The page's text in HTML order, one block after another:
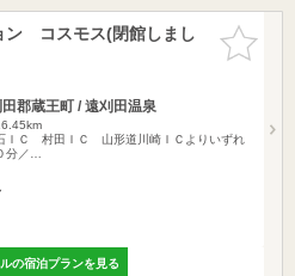
お気に入
りに追加
コスモス(閉館しまし
郡蔵王町 / 遠刈田温泉
Ｃ 村田ＩＣ 山形道川崎ＩＣよりいずれ
分／…
の宿泊プランを見る